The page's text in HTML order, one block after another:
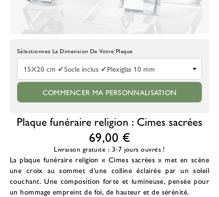
Choisissez La Taille De La Plaque
COMMENCER MA PERSONNALISATION
Plaque funéraire religion : Cimes sacrées
69,00 €
Livraison gratuite : 3-7 jours ouvrés !
La plaque funéraire religion « Cimes sacrées » met en scène
une croix au sommet d’une colline éclairée par un soleil
couchant. Une composition forte et lumineuse, pensée pour
un hommage empreint de foi, de hauteur et de sérénité.